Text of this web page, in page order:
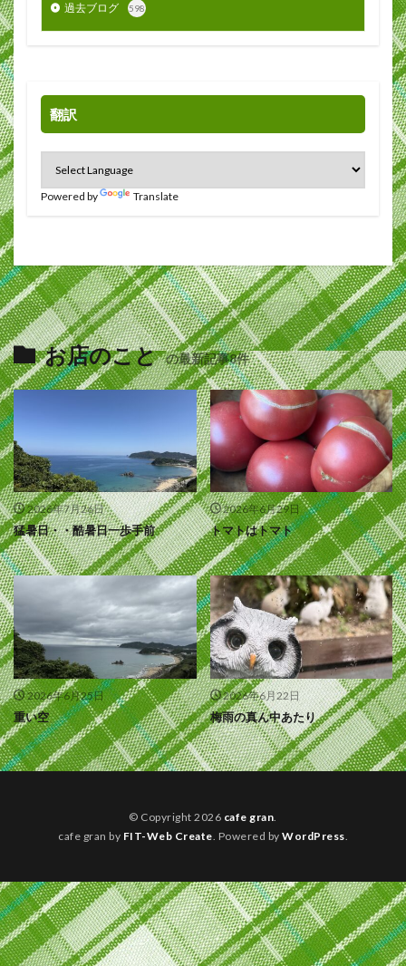
過去ブログ 598
翻訳
Powered by Translate
お店のこと の最新記事8件
2026年7月26日
猛暑日・・酷暑日一歩手前
2026年6月29日
トマトはトマト
2026年6月25日
重い空
2026年6月22日
梅雨の真ん中あたり
© Copyright 2026 cafe gran
cafe gran by FIT-Web Create . Powered by WordPress